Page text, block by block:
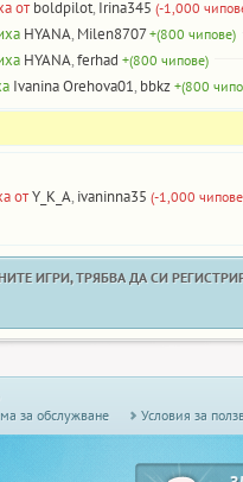
от boldpilot, Irina345 (-1,000
HYANA, Milen8707 +(800 чипове)
HYANA,ferhad +(800 чипове)
Ivanina Orehova01, bbkz +(800
отY_K_A, ivaninna35 (-1,000
ИГРИ, ТРЯБВА ДА СИ
за обслужване Условия за